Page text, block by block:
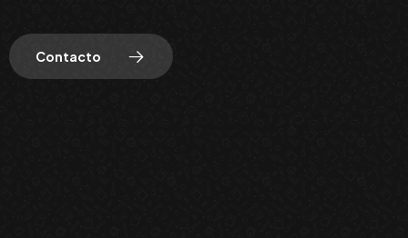
Contacto